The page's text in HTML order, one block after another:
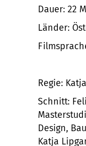
Dauer: 22
Länder:
Regie:
Schnitt:
Design,
Katja